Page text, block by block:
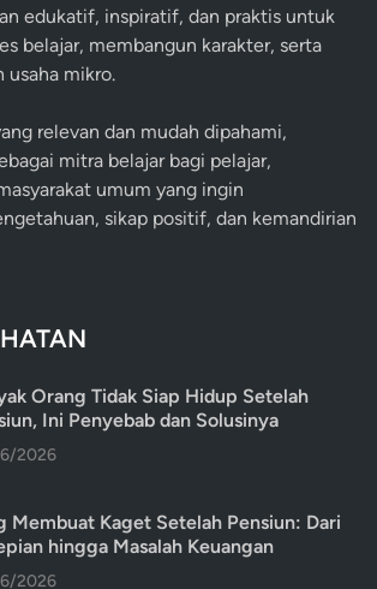
edukatif, inspiratif, dan praktis untuk
belajar, membangun karakter, serta
usaha mikro.
relevan dan mudah dipahami,
mitra belajar bagi pelajar,
umum yang ingin
sikap positif, dan kemandirian
Orang Tidak Siap Hidup Setelah
Ini Penyebab dan Solusinya
2026
Membuat Kaget Setelah Pensiun: Dari
hingga Masalah Keuangan
2026